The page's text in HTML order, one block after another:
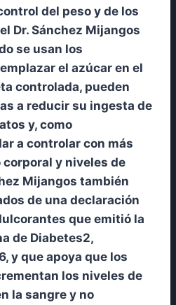
del peso y de los
Dr. Sánchez Mijangos
se usan los
el azúcar en el
controlada, pueden
a reducir su ingesta de
y, como
a controlar con más
y niveles de
Mijangos también
de una declaración
que emitió la
de Diabetes2,
y que apoya que los
los niveles de
la sangre y no